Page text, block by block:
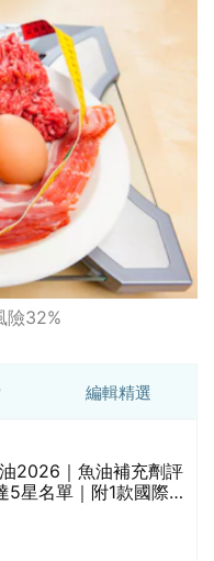
險32%
編輯精選
2026｜魚油補充劑評
5星名單｜附1款國際